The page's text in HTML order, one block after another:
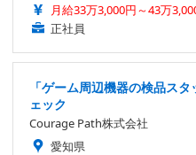
月給33万3,000円～43万
正社員
「ゲーム周辺機器の検品ス
ェック
Courage Path株式会社
愛知県